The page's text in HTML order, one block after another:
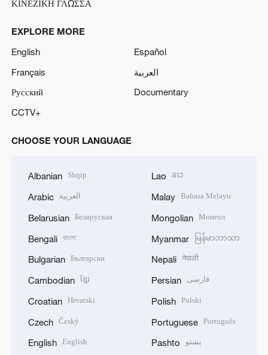
ΚΙΝΕΖΙΚΗ ΓΛΩΣΣΑ
EXPLORE MORE
English
Español
Français
العربية
Русский
Documentary
CCTV+
CHOOSE YOUR LANGUAGE
Albanian Shqip
Arabic العربية
Belarusian Беларуская
Bengali বাংলা
Bulgarian Български
Cambodian ខ្មែរ
Croatian Hrvatski
Czech Český
English English
Lao ລາວ
Malay Bahasa Melayu
Mongolian Монгол
Myanmar မြန်မာဘာသာ
Nepali नेपाली
Persian فارسی
Polish Polski
Portuguese Português
Pashto پښتو